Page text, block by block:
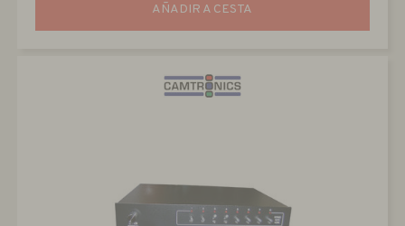
AÑADIR A CESTA